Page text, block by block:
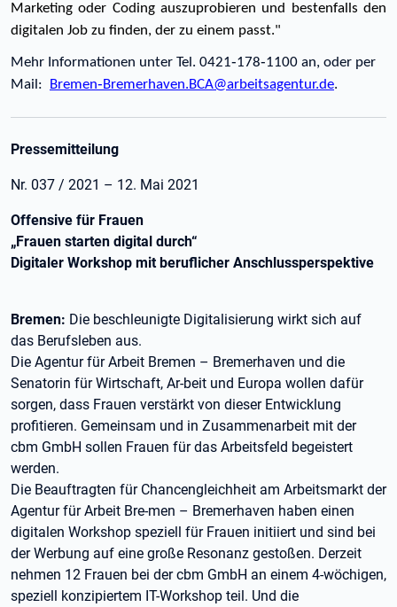
Marketing oder Coding auszuprobieren und bestenfalls den
digitalen Job zu finden, der zu einem passt."
Mehr Informationen unter Tel. 0421‑178‑1100 an, oder per
Mail:
Bremen‑Bremerhaven.BCA@arbeitsagentur.de.
Pressemitteilung
Nr. 037 / 2021 – 12. Mai 2021
Offensive für Frauen
„Frauen starten digital durch“
Digitaler Workshop mit beruflicher Anschlussperspektive
Bremen: Die beschleunigte Digitalisierung wirkt sich auf
das Berufsleben aus.
Die Agentur für Arbeit Bremen – Bremerhaven und die
Senatorin für Wirtschaft, Ar-beit und Europa wollen dafür
sorgen, dass Frauen verstärkt von dieser Entwicklung
profitieren. Gemeinsam und in Zusammenarbeit mit der
cbm GmbH sollen Frauen für das Arbeitsfeld begeistert
werden.
Die Beauftragten für Chancengleichheit am Arbeitsmarkt der
Agentur für Arbeit Bre-men – Bremerhaven haben einen
digitalen Workshop speziell für Frauen initiiert und sind bei
der Werbung auf eine große Resonanz gestoßen. Derzeit
nehmen 12 Frauen bei der cbm GmbH an einem 4-wöchigen,
speziell konzipiertem IT-Workshop teil. Und die